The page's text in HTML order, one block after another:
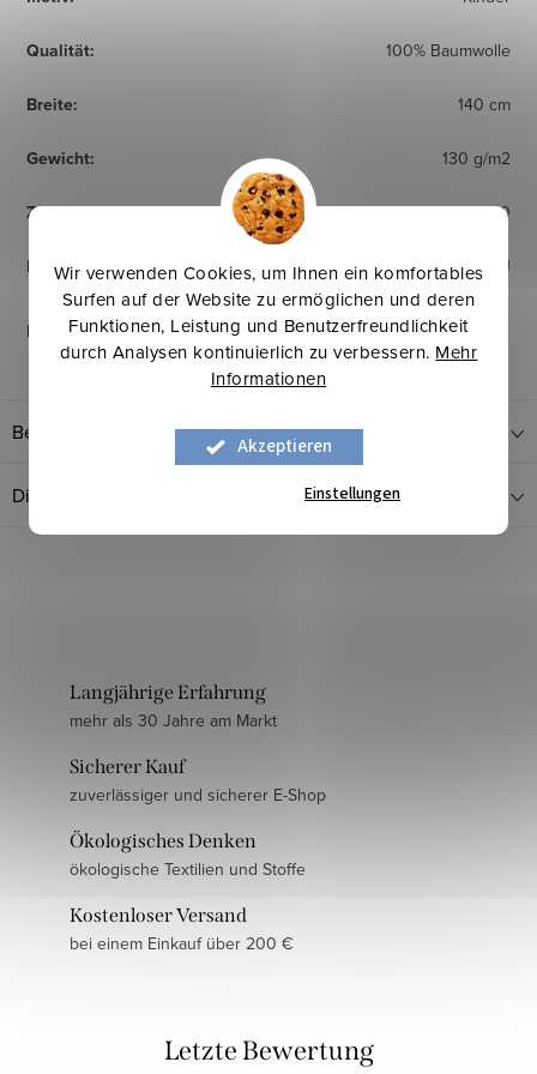
Wir verwenden Cookies, um Ihnen ein komfortables
Surfen auf der Website zu ermöglichen und deren
Funktionen, Leistung und Benutzerfreundlichkeit
durch Analysen kontinuierlich zu verbessern. Mehr
Informationen
Akzeptieren
Einstellungen
Qualität: 100% Baumwolle
Breite: 140 cm
Gewicht: 130 g/m2
Zertifikat: OEKO TEX Standard 100
Herkunftsland: EU
Pflegehinweise:
Bewertung
Diskussion
Langjährige Erfahrung
mehr als 30 Jahre am Markt
Sicherer Kauf
zuverlässiger und sicherer E-Shop
Ökologisches Denken
ökologische Textilien und Stoffe
Kostenloser Versand
bei einem Einkauf über 200 €
Letzte Bewertung